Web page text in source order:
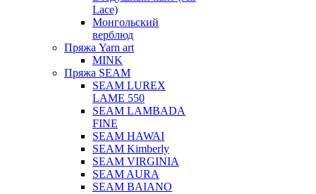
Lace)
Монгольский
верблюд
Пряжа Yarn art
MINK
Пряжа SEAM
SEAM LUREX
LAME 550
SEAM LAMBADA
FINE
SEAM HAWAI
SEAM Kimberly
SEAM VIRGINIA
SEAM AURA
SEAM BAIANO